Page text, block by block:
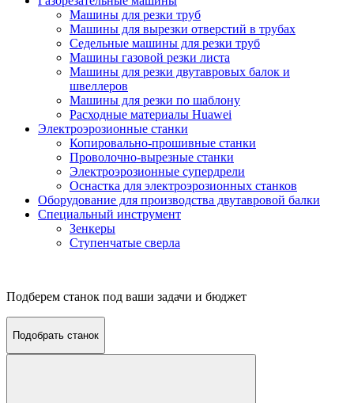
Машины для резки труб
Машины для вырезки отверстий в трубах
Седельные машины для резки труб
Машины газовой резки листа
Машины для резки двутавровых балок и
швеллеров
Машины для резки по шаблону
Расходные материалы Huawei
Электроэрозионные станки
Копировально-прошивные станки
Проволочно-вырезные станки
Электроэрозионные супердрели
Оснастка для электроэрозионных станков
Оборудование для производства двутавровой балки
Специальный инструмент
Зенкеры
Ступенчатые сверла
Подберем станок под ваши задачи и бюджет
Подобрать станок